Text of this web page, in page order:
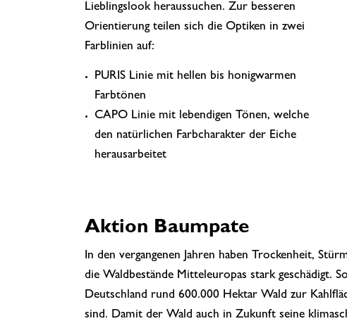
Lieblingslook heraussuchen. Zur besseren
Orientierung teilen sich die Optiken in zwei
Farblinien auf:
PURIS Linie mit hellen bis honigwarmen
Farbtönen
CAPO Linie mit lebendigen Tönen, welche
den natürlichen Farbcharakter der Eiche
herausarbeitet
Aktion Baumpate
In den vergangenen Jahren haben Trockenheit,
die Waldbestände Mitteleuropas stark geschädigt.
Deutschland rund 600.000 Hektar Wald zur
sind. Damit der Wald auch in Zukunft seine